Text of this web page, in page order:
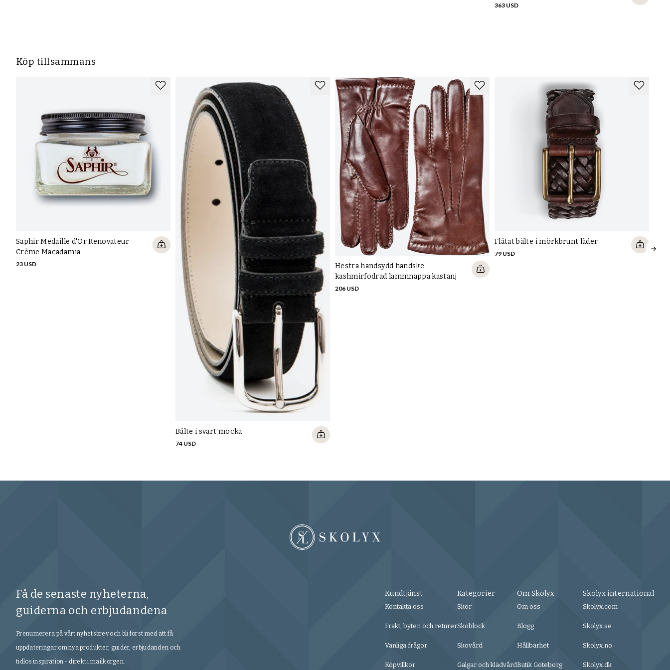
ett renare utseende.
Tunn gummisula - En så kallad citygummisula med slimmad profil
precis som en lädersula, med en gummisammansättning som ger
bra grepp och utmärkt slitstyrka.
Gummisula - I de flesta fall är dessa gummisulor Vibrams Eton-
sulor, med en gummiblandning som även klarar minusgrader, är
bekväma men ändå mycket slitstarka.
363 USD
Köp tillsammans
Saphir Medaille d'Or Renovateur
Crème Macadamia
23 USD
Bälte i svart mocka
74 USD
Hestra handsydd handske
kashmirfodrad lammnappa kastanj
206 USD
Flätat bälte i mörkbrunt läder
79 USD 81
Få de senaste nyheterna,
guiderna och erbjudandena
Prenumerera på vårt nyhetsbrev och bli först med att få
uppdateringar om nya produkter, guider, erbjudanden och
tidlös inspiration - direkt i mailkorgen.
Kundtjänst
Kontakta oss
Frakt, byten och returer
Vanliga frågor
Köpvillkor
Kategorier
Skor
Skoblock
Skovård
Galgar och klädvård
Om Skolyx
Om oss
Blogg
Hållbarhet
Butik Göteborg
Skolyx international
Skolyx.com
Skolyx.se
Skolyx.no
Skolyx.dk